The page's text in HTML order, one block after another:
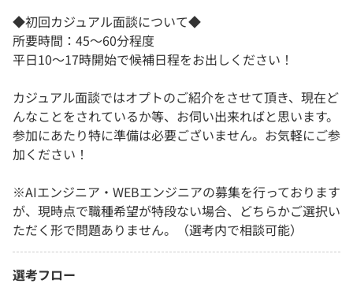
◆初回カジュアル面談について◆
所要時間：45～60分程度
平日10～17時開始で候補日程をお出しください！
カジュアル面談ではオプトのご紹介をさせて頂き、現在ど
んなことをされているか等、お伺い出来ればと思います。
参加にあたり特に準備は必要ございません。お気軽にご参
加ください！
※AIエンジニア・WEBエンジニアの募集を行っております
が、現時点で職種希望が特段ない場合、どちらかご選択い
ただく形で問題ありません。（選考内で相談可能）
選考フロー